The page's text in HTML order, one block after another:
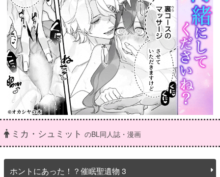
ミカ・シュミット のBL同人誌・漫画
ホントにあった！？催眠聖遺物 3